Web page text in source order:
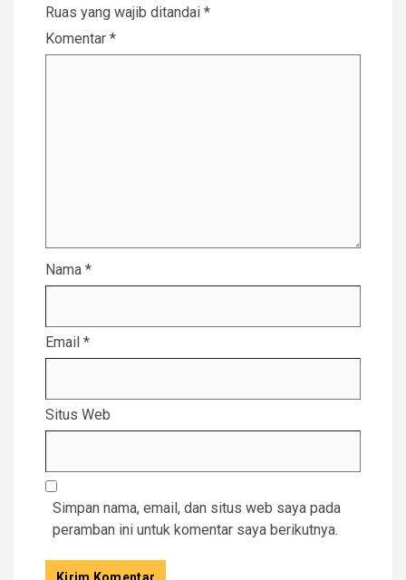
Ruas yang wajib ditandai *
Komentar *
Nama *
Email *
Situs Web
Simpan nama, email, dan situs web saya pada
peramban ini untuk komentar saya berikutnya.